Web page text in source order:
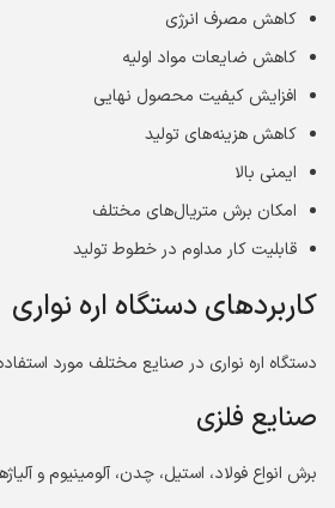
کاهش مصرف انرژی
کاهش ضایعات مواد اولیه
افزایش کیفیت محصول نهایی
کاهش هزینه‌های تولید
ایمنی بالا
امکان برش متریال‌های مختلف
قابلیت کار مداوم در خطوط تولید
کاربردهای دستگاه اره نواری
دستگاه اره نواری در صنایع مختلف مورد
صنایع فلزی
برش انواع فولاد، استیل، چدن، آلومینیوم و